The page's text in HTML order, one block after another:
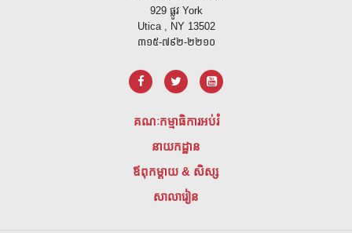
929 ផ្លូវ York
Utica , NY 13502
៣១៥-៧៩២-២២១០
គណៈកម្មាធិការអប់រំ
នាយកដ្ឋាន
ឪពុកម្តាយ & សិស្ស
សាលារៀន